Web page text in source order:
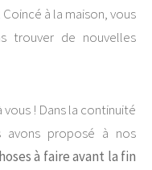
à la maison, vous
trouver de nouvelles
! Dans la continuité
avons proposé à nos
à faire avant la fin